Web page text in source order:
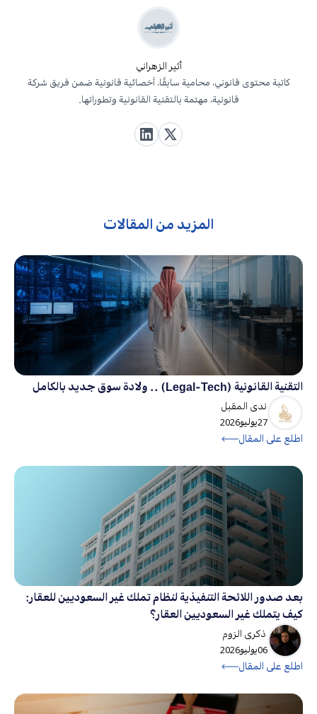
أثير الزهراني
كاتبة محتوى قانوني، محامية سابقًا، أخصائية قانونية ضمن فريق شركة
قانونية، مهتمة بالتقنية القانونية وتطوراتها.
المزيد من المقالات
التقنية القانونية (Legal-Tech) .. ولادة سوق جديد بالكامل
ندى المقبل
2026يوليو27
اطلع على المقال
بعد صدور اللائحة التنفيذية لنظام تملك غير السعوديين للعقار:
كيف يتملك غير السعوديين العقار؟
ذكرى الزوم
2026يوليو06
اطلع على المقال